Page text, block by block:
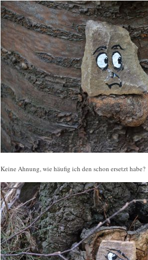
Keine Ahnung, wie häufig ich den schon ersetzt habe?